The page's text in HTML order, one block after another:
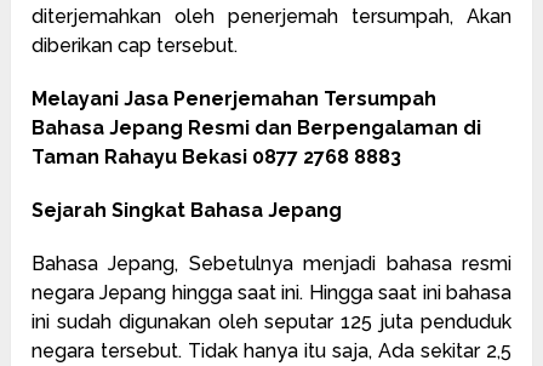
diterjemahkan oleh penerjemah tersumpah, Akan
diberikan cap tersebut.
Melayani Jasa Penerjemahan Tersumpah
Bahasa Jepang Resmi dan Berpengalaman di
Taman Rahayu Bekasi 0877 2768 8883
Sejarah Singkat Bahasa Jepang
Bahasa Jepang, Sebetulnya menjadi bahasa resmi
negara Jepang hingga saat ini. Hingga saat ini bahasa
ini sudah digunakan oleh seputar 125 juta penduduk
negara tersebut. Tidak hanya itu saja, Ada sekitar 2,5